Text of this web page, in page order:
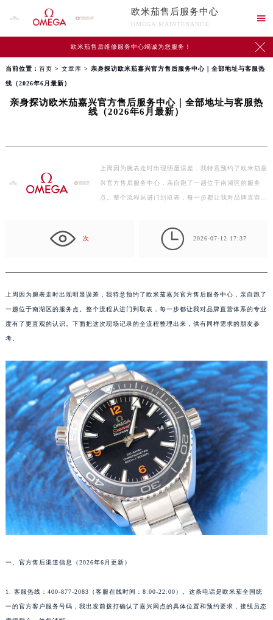
欧米茄售后服务中心
OMEGA MAINTENANCE

欧米茄售后维修服务中心竭诚为您服务！ 
当前位置： 首页 > 文章库 > 亲身探访欧米茄嘉兴官方售后服务中心｜全部地址与客服热
线（2026年6月最新）
亲身探访欧米茄嘉兴官方售后服务中心｜全部地址与客服热
线（2026年6月最新）
上周因为腕表走时出现明显误差，我特意预约了欧米茄嘉
兴官方售后服务中心，亲自跑了一趟位于南湖区的服务
点。整个流程从进门到取表，每一步都让我对品牌直营
次  2026-07-12 17:37
上周因为腕表走时出现明显误差，我特意预约了欧米茄嘉兴官方售后服务中心，亲自跑了
一趟位于南湖区的服务点。整个流程从进门到取表，每一步都让我对品牌直营体系的专业
度有了更直观的认识。下面把这次现场记录的全流程整理出来，供有同样需求的朋友参
考。
一、官方售后渠道信息（2026年6月更新）
1. 客服热线：400-877-2083（客服在线时间：8:00-22:00）。这条电话是欧米茄全国统
一的官方客户服务号码，我出发前拨打确认了嘉兴网点的具体位置和预约要求，接线员态